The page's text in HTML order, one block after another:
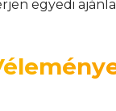
egyedi